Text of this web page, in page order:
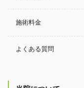
施術料金
よくある質問